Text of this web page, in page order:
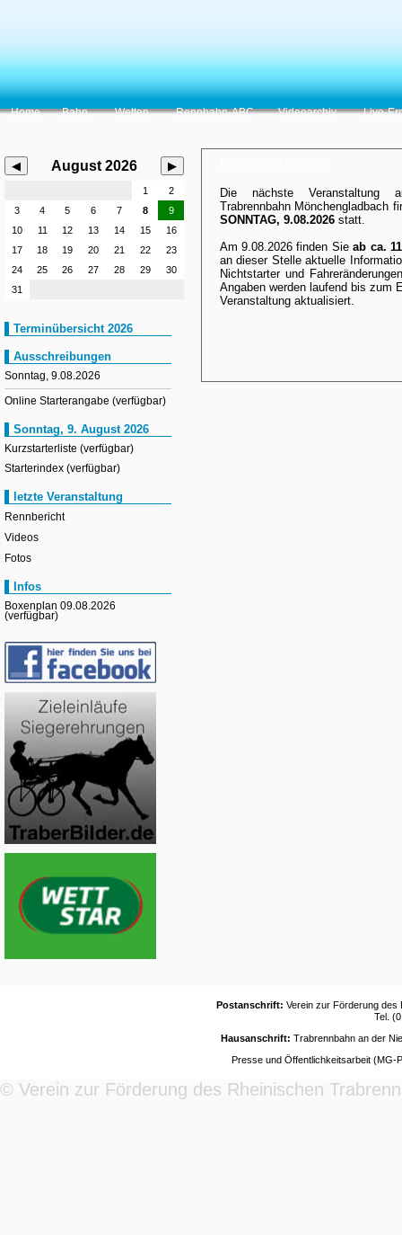
Sechs Rennen am Sonntag, 9. August. Start des ersten
Home Bahn Wetten Rennbahn-ABC Videoarchiv Live-
◀ August 2026 ▶
1
2
3
4 5 6 7 8
9
10
11 12 13 14 15
16
17
18 19 20 21 22
23
24
25 26 27 28 29
30
31
Terminübersicht 2026
Ausschreibungen
Sonntag, 9.08.2026
Online Starterangabe (verfügbar)
Sonntag, 9. August 2026
Kurzstarterliste (verfügbar)
Starterindex (verfügbar)
letzte Veranstaltung
Rennbericht
Videos
Fotos
Infos
Boxenplan 09.08.2026
(verfügbar)
Die nächste Veranstaltung
Trabrennbahn Mönchengladbach
SONNTAG, 9.08.2026statt.
Am 9.08.2026 finden Sieab ca.
an dieser Stelle aktuelle
Nichtstarter und
Angaben werden laufend bis zum
Veranstaltung aktualisiert.
Postanschrift: Verein zur Förderung des
Tel.
Hausanschrift: Trabrennbahn an der
Presse und Öffentlichkeitsarbeit (MG-
© Verein zur Förderung des Rheinischen